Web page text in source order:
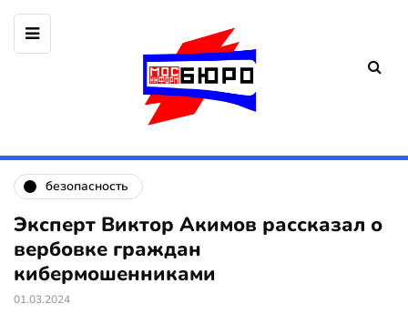
безопасность
Эксперт Виктор Акимов рассказал о
вербовке граждан
кибермошенниками
01.03.2024